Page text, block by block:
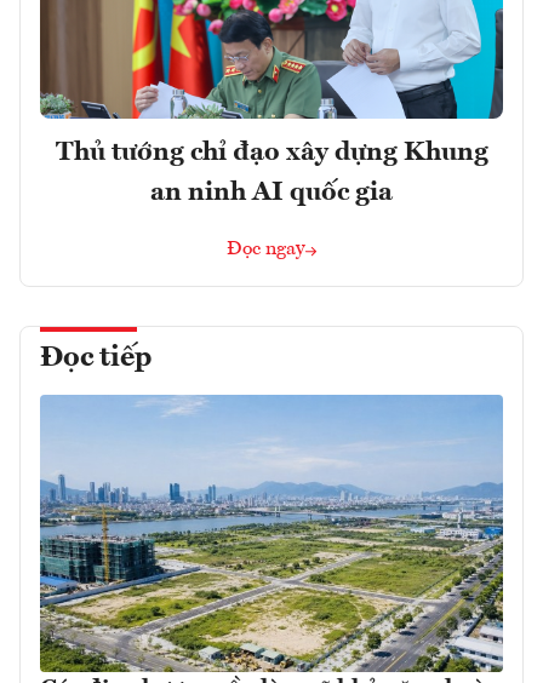
Thủ tướng chỉ đạo xây dựng Khung
an ninh AI quốc gia
Đọc ngay
Đọc tiếp